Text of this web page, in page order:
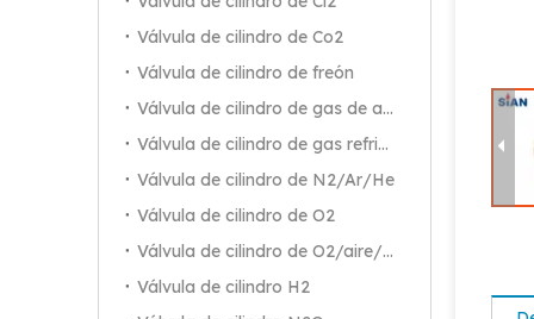
Válvula de cilindro de Co2
Válvula de cilindro de freón
Válvula de cilindro de gas de alta pureza
Válvula de cilindro de gas refrigerante
Válvula de cilindro de N2/Ar/He
Válvula de cilindro de O2
Válvula de cilindro de O2/aire/N2
Válvula de cilindro H2